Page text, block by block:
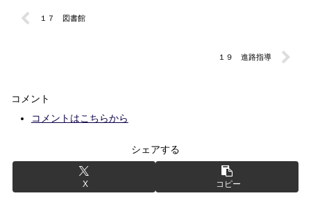
１７ 図書館
１９ 進路指導
コメント
コメントはこちらから
シェアする
X コピー